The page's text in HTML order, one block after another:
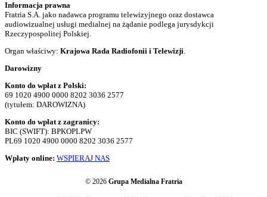
Informacja prawna
Fratria S.A. jako nadawca programu telewizyjnego oraz dostawca
audiowizualnej usługi medialnej na żądanie podlega jurysdykcji
Rzeczypospolitej Polskiej.
Organ właściwy: Krajowa Rada Radiofonii i Telewizji.
Darowizny
Konto do wpłat z Polski:
69 1020 4900 0000 8202 3036 2577
(tytułem: DAROWIZNA)
Konto do wpłat z zagranicy:
BIC (SWIFT): BPKOPLPW
PL69 1020 4900 0000 8202 3036 2577
Wpłaty online: WSPIERAJ NAS
© 2026 Grupa Medialna Fratria